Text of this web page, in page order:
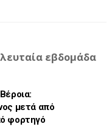
εβδομάδα
μετά από
φορτηγό